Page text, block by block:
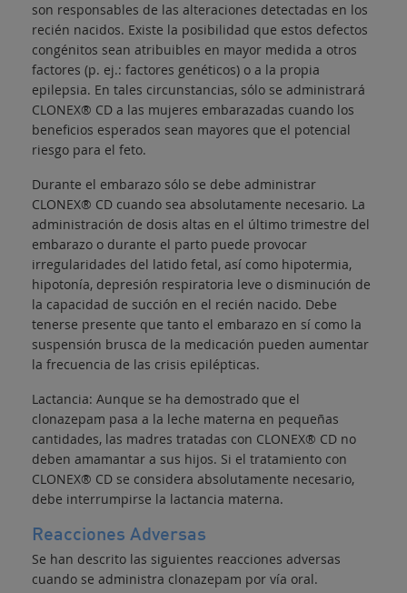
son responsables de las alteraciones detectadas en los
recién nacidos. Existe la posibilidad que estos defectos
congénitos sean atribuibles en mayor medida a otros
factores (p. ej.: factores genéticos) o a la propia
epilepsia. En tales circunstancias, sólo se administrará
CLONEX® CD a las mujeres embarazadas cuando los
beneficios esperados sean mayores que el potencial
riesgo para el feto.
Durante el embarazo sólo se debe administrar
CLONEX® CD cuando sea absolutamente necesario. La
administración de dosis altas en el último trimestre del
embarazo o durante el parto puede provocar
irregularidades del latido fetal, así como hipotermia,
hipotonía, depresión respiratoria leve o disminución de
la capacidad de succión en el recién nacido. Debe
tenerse presente que tanto el embarazo en sí como la
suspensión brusca de la medicación pueden aumentar
la frecuencia de las crisis epilépticas.
Lactancia: Aunque se ha demostrado que el
clonazepam pasa a la leche materna en pequeñas
cantidades, las madres tratadas con CLONEX® CD no
deben amamantar a sus hijos. Si el tratamiento con
CLONEX® CD se considera absolutamente necesario,
debe interrumpirse la lactancia materna.
Reacciones Adversas
Se han descrito las siguientes reacciones adversas
cuando se administra clonazepam por vía oral.